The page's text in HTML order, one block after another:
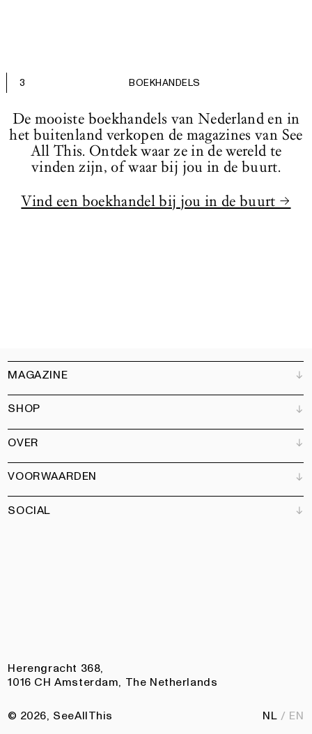
3 BOEKHANDELS
De mooiste boekhandels van Nederland en in
het buitenland verkopen de magazines van See
All This. Ontdek waar ze in de wereld te
vinden zijn, of waar bij jou in de buurt.
Vind een boekhandel bij jou in de buurt →
MAGAZINE
Klantenservice
Verkooppunten
Adverteren
Partners
Kunstbrief
SHOP
Alle producten
Magazine
Boeken
Tuin
OVER
Ons team
Vacatures
Contact
VOORWAARDEN
Algemene voorwaarden
SOCIAL
Herengracht 368,
1016 CH Amsterdam, The Netherlands
NL EN
© 2026, SeeAllThis